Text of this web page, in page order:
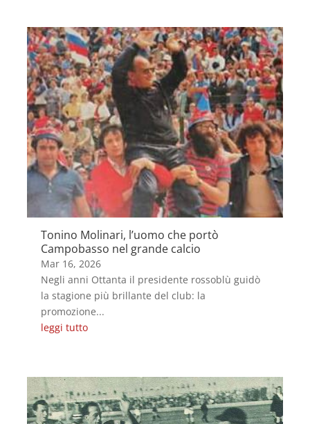
Tonino Molinari, l’uomo che portò
Campobasso nel grande calcio
Mar 16, 2026
Negli anni Ottanta il presidente rossoblù guidò
la stagione più brillante del club: la
promozione...
leggi tutto